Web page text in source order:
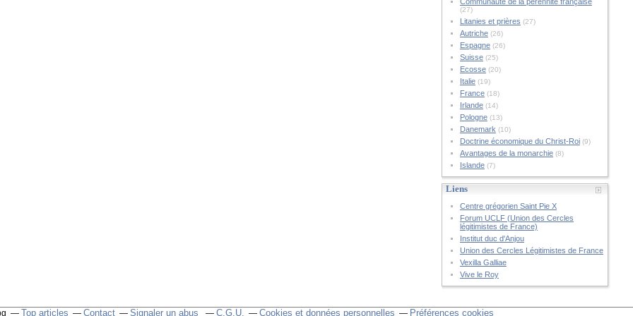
(27)
Litanies et prières (27)
Autriche(26)
Espagne(26)
Suisse(25)
Ecosse(20)
Italie(19)
France(18)
Irlande(14)
Pologne(13)
Danemark (10)
Doctrine économique du Christ-Roi(9)
Avantages de la monarchie(8)
Islande(7)
Liens
Centre grégorien Saint Pie X
Forum UCLF (Union des Cercles
légitimistes de France)
Institut duc d'Anjou
Union des Cercles Légitimistes de France
Vexilla Galliae
Vive le Roy
Top articles Contact Signaler un abus C.G.U. Cookies et données personnelles Préférences cookies